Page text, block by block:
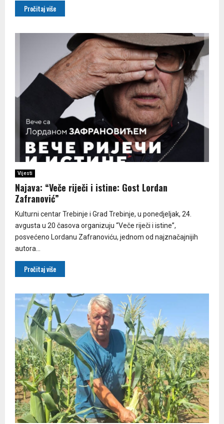
Pročitaj više
Vijesti
Najava: “Veče riječi i istine: Gost Lordan
Zafranović”
Kulturni centar Trebinje i Grad Trebinje, u ponedjeljak, 24.
avgusta u 20 časova organizuju “Veče riječi i istine”,
posvećeno Lordanu Zafranoviću, jednom od najznačajnijih
autora...
Pročitaj više